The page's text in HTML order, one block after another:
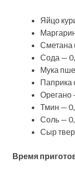
Яйцо
Сметана
Сода —
Мука
Паприка
Орегано
Тмин —
Соль —
Сыр
Время